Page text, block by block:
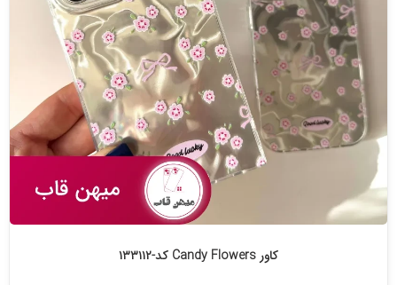
کاور Candy Flowers کد-۱۳۳۱۱۲